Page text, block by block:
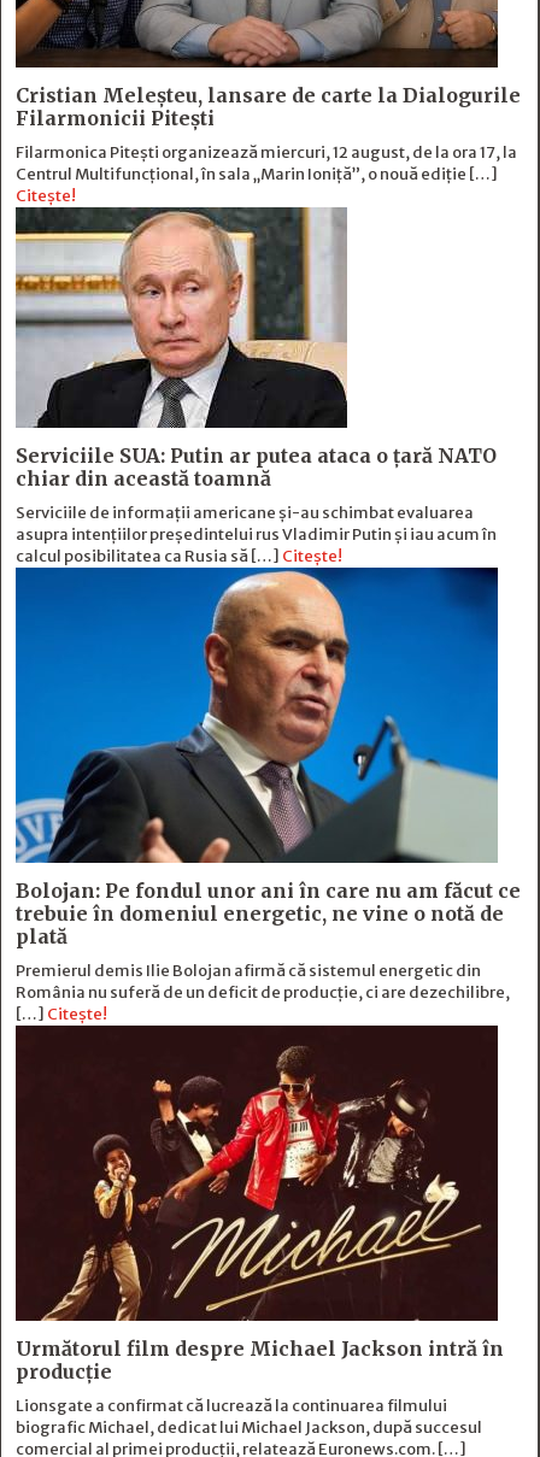
Cristian Meleșteu, lansare de carte la Dialogurile
Filarmonicii Pitești
Filarmonica Pitești organizează miercuri, 12 august, de la ora 17, la
Centrul Multifuncțional, în sala „Marin Ioniță”, o nouă ediție […]
Citește!
Serviciile SUA: Putin ar putea ataca o țară NATO
chiar din această toamnă
Serviciile de informații americane și-au schimbat evaluarea
asupra intențiilor președintelui rus Vladimir Putin și iau acum în
calcul posibilitatea ca Rusia să […] Citește!
Bolojan: Pe fondul unor ani în care nu am făcut ce
trebuie în domeniul energetic, ne vine o notă de
plată
Premierul demis Ilie Bolojan afirmă că sistemul energetic din
România nu suferă de un deficit de producţie, ci are dezechilibre,
[…] Citește!
Următorul film despre Michael Jackson intră în
producție
Lionsgate a confirmat că lucrează la continuarea filmului
biografic Michael, dedicat lui Michael Jackson, după succesul
comercial al primei producții, relatează Euronews.com. […]